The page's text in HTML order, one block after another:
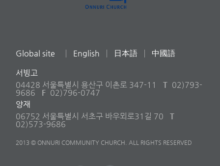
Global site English 日本語 中國語
서빙고
04428 서울특별시 용산구 이촌로 347-11
T 02)793-
9686
F 02)796-0747
양재
06752 서울특별시 서초구 바우뫼로31길 70
T
02)573-9686
2013 © ONNURI COMMUNITY CHURCH. ALL RIGHTS RESERVED